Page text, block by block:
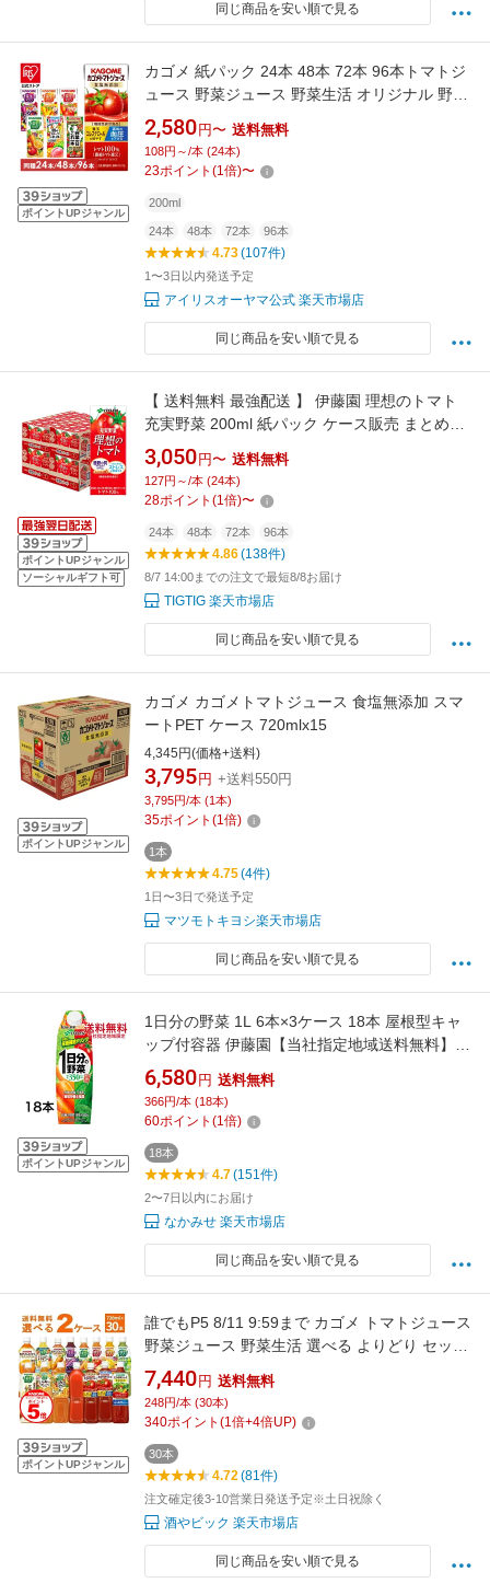
同じ商品を安い順で見る
ポイントUPジャンル
カゴメ 紙パック 24本 48本 72本 96本トマトジ
ュース 野菜ジュース 野菜生活 オリジナル 野菜
一日これ一本 トマト 食塩無添加 ベリーサラダ
マンゴーサラダ アップルサラダ 朝のフルーツ
これ1本 にんじんジュース プレゼント
2,580 円〜 送料無料
108円～/本 (24本)
23ポイント (1倍)〜
200ml
24本 48本 72本 96本
4.73(107件)
1〜3日以内発送予定
アイリスオーヤマ公式 楽天市場店
同じ商品を安い順で見る
ポイントUPジャンル
ソーシャルギフト可
【 送料無料 最強配送 】 伊藤園 理想のトマト
充実野菜 200ml 紙パック ケース販売 まとめ買
い
3,050 円〜 送料無料
127円～/本 (24本)
28ポイント (1倍)〜
24本 48本 72本 96本
4.86(138件)
8/7 14:00までの注文で最短8/8お届け
TIGTIG 楽天市場店
同じ商品を安い順で見る
ポイントUPジャンル
カゴメ カゴメトマトジュース 食塩無添加 スマ
ートPET ケース 720mlx15
4,345円(価格+送料)
3,795 円 +送料550円
3,795円/本 (1本)
35ポイント (1倍)
1本
4.75(4件)
1日〜3日で発送予定
マツモトキヨシ楽天市場店
同じ商品を安い順で見る
ポイントUPジャンル
1日分の野菜 1L 6本×3ケース 18本 屋根型キャ
ップ付容器 伊藤園【当社指定地域送料無料】
1000ml 紙パック 野菜ジュース 野菜生活
6,580 円 送料無料
366円/本 (18本)
60ポイント (1倍)
18本
4.7(151件)
2〜7日以内にお届け
なかみせ 楽天市場店
同じ商品を安い順で見る
ポイントUPジャンル
誰でもP5 8/11 9:59まで カゴメ トマトジュース
野菜ジュース 野菜生活 選べる よりどり セット
720ml×30本(2ケース) [ケース入数15本]【送料
無料※一部地域は除く】
7,440 円 送料無料
248円/本 (30本)
340ポイント (1倍+4倍UP)
30本
4.72(81件)
注文確定後3-10営業日発送予定※土日祝除く
酒やビック 楽天市場店
同じ商品を安い順で見る